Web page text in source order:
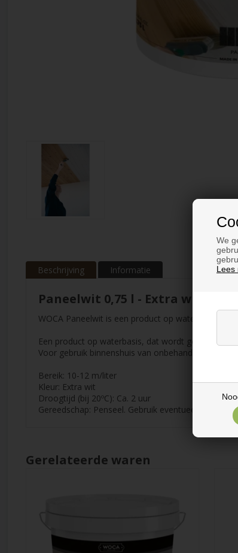
We
Lees
Beschrijving Informatie
Paneelwit 0,75 l - Extra wit
WOCA Paneelwit is een product op waterbasis,
Een product op waterbasis, dat wordt gebruikt om
Voor gebruik binnenshuis van onbehandeld of
Bereik: 10-12 m/liter
Kleur: Extra wit
Droogtijd (bij 20ºC): Ca. 2 uur
Gereedschap: Penseel. Gebruik eventueel een
Gerelateerde waren